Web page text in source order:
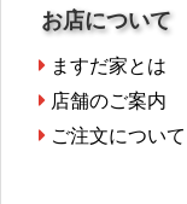
お店について
ますだ家とは
店舗のご案内
ご注文について